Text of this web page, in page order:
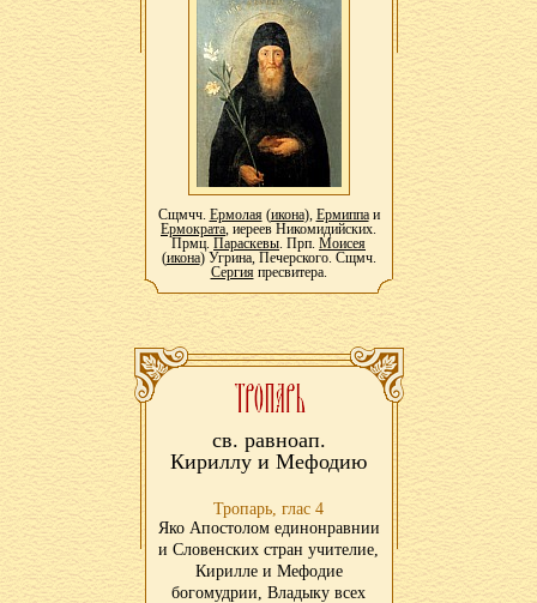
Сщмчч. Ермолая(икона), Ермиппаи
Ермократа, иереев Никомидийских.
Прмц. Параскевы. Прп. Моисея
(икона) Угрина, Печерского. Сщмч.
Сергияпресвитера.
св. равноап.
Кириллу и Мефодию
Тропарь, глас 4
Яко Апостолом единонравнии
и Словенских стран учителие,
Кирилле и Мефодие
богомудрии, Владыку всех